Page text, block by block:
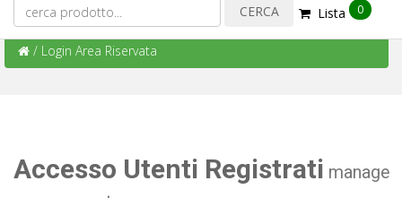
Lista 0
/ Login Area Riservata
Accesso Utenti Registrati manage